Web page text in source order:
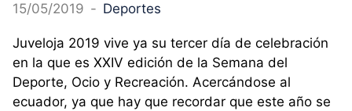
15/05/2019 - Deportes
Juveloja 2019 vive ya su tercer día de celebración
en la que es XXIV edición de la Semana del
Deporte, Ocio y Recreación. Acercándose al
ecuador, ya que hay que recordar que este año se